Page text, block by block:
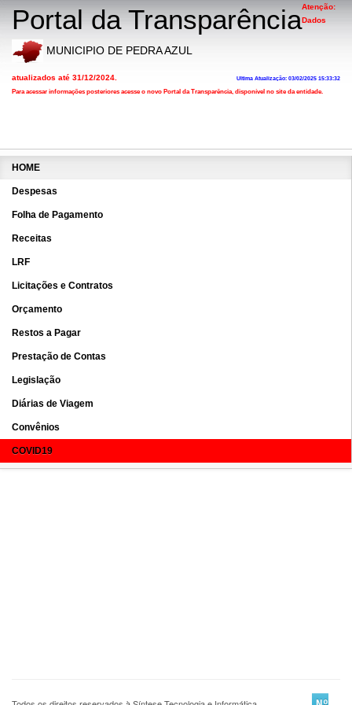
Portal da Transparência
MUNICIPIO DE PEDRA AZUL
Ultima Atualização: 03/02/2025 15:33:32
Atenção:
Dados
atualizados até 31/12/2024.
Para acessar informações posteriores acesse o novo Portal da Transparência, disponível no site da entidade.
HOME
Despesas
Folha de Pagamento
Receitas
LRF
Licitações e Contratos
Orçamento
Restos a Pagar
Prestação de Contas
Legislação
Diárias de Viagem
Convênios
COVID19
Data Inicial:
Data Final:
Código Inicial:
Empenho:
Selecione:
Consultar